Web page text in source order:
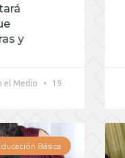
y
el Medio
19
Básica